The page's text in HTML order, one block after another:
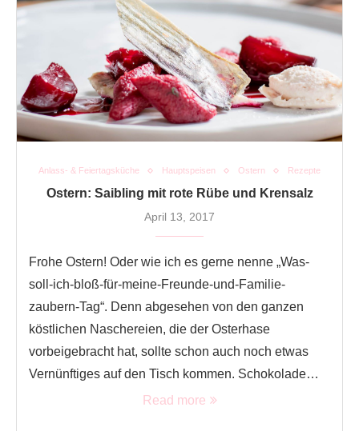
Anlass- & Feiertagsküche Hauptspeisen Ostern Rezepte
Ostern: Saibling mit rote Rübe und Krensalz
April 13, 2017
Frohe Ostern! Oder wie ich es gerne nenne „Was-
soll-ich-bloß-für-meine-Freunde-und-Familie-
zaubern-Tag“. Denn abgesehen von den ganzen
köstlichen Naschereien, die der Osterhase
vorbeigebracht hat, sollte schon auch noch etwas
Vernünftiges auf den Tisch kommen. Schokolade…
Read more